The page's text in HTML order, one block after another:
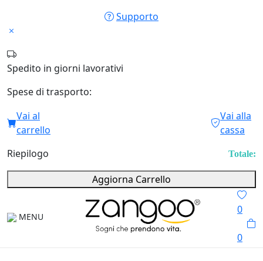
Supporto
Spedito in giorni lavorativi
Spese di trasporto:
Vai al
carrello
Vai alla
cassa
Riepilogo
Totale:
Aggiorna Carrello
MENU
0
0